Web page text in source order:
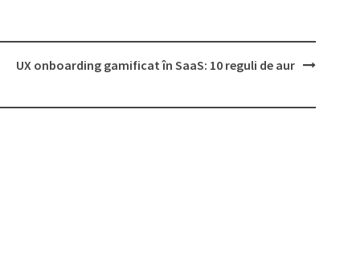
UX onboarding gamificat în SaaS: 10 reguli de aur